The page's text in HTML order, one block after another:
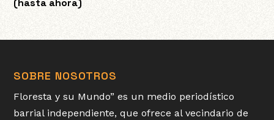
(hasta ahora)
SOBRE NOSOTROS
Floresta y su Mundo” es un medio periodístico
barrial independiente, que ofrece al vecindario de